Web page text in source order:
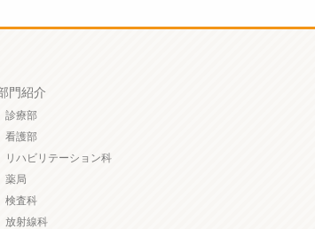
門紹介
診療部
看護部
リハビリテーション科
薬局
検査科
放射線科